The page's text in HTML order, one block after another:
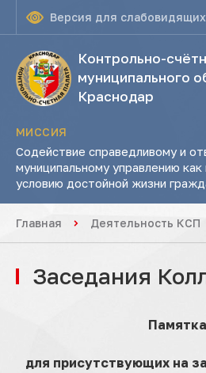
Версия для слабовидящих
Контрольно-
муниципального
Краснодар
МИССИЯ
Содействие справедливому и
муниципальному управлению
условию достойной жизни
Главная Деятельность КСП
Заседания
Памятка
для присутствующих на